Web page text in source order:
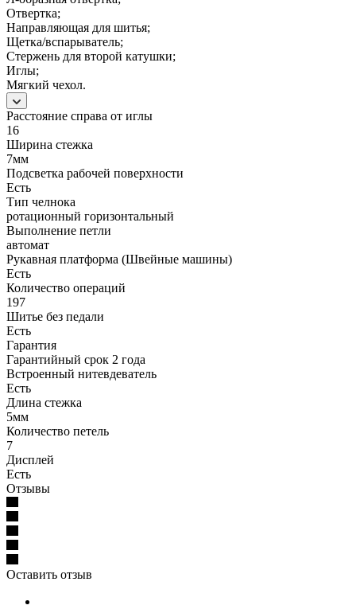
Отвертка;
Направляющая для шитья;
Щетка/вспарыватель;
Стержень для второй катушки;
Иглы;
Мягкий чехол.
Расстояние справа от иглы
16
Ширина стежка
7мм
Подсветка рабочей поверхности
Есть
Тип челнока
ротационный горизонтальный
Выполнение петли
автомат
Рукавная платформа (Швейные машины)
Есть
Количество операций
197
Шитье без педали
Есть
Гарантия
Гарантийный срок 2 года
Встроенный нитевдеватель
Есть
Длина стежка
5мм
Количество петель
7
Дисплей
Есть
Отзывы
Оставить отзыв